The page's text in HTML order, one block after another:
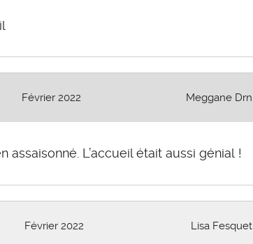
Février 2022 Meggane Drn
assaisonné. L’accueil était aussi génial !
Février 2022 Lisa Fesquet